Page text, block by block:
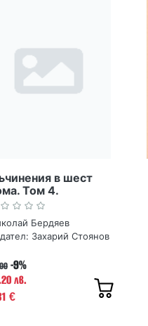
в шест
Том 4.
на
Николай
Бердяев
Захарий Стоянов
-9%
лв.
€